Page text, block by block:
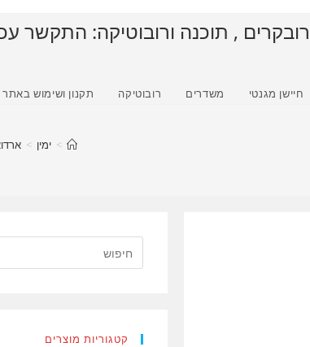
, תוכנה ורובוטיקה: התקשר
חיישן מגנטי משדרים רובוטיקה תקנון ושימוש באתר
> ימין >
קטגוריות מוצרים